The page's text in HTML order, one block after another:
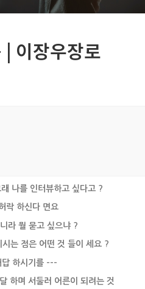
이장우장로
나를 인터뷰하고 싶다고 ?
락 하신다 면요
라 뭘 묻고 싶으냐 ?
는 점은 어떤 것 들이 세요 ?
답 하시기를 ---
하며 서둘러 어른이 되려는 것